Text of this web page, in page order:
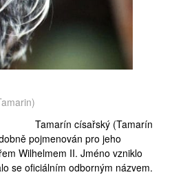
Tamarín císařský (Tamarín
pojmenován pro jeho
Wilhelmem II. Jméno vzniklo
se oficiálním odborným názvem.